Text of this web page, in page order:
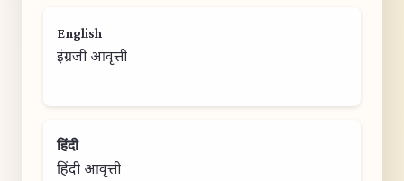
English
इंग्रजी आवृत्ती
हिंदी
हिंदी आवृत्ती